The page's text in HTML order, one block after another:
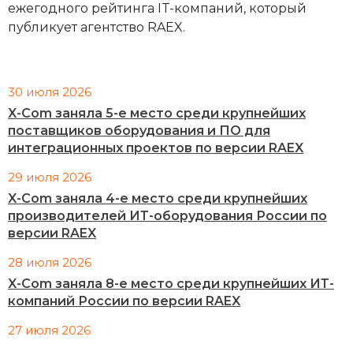
ежегодного рейтинга IT-компаний, который
публикует агентство RAEX.
30 июля 2026
X-Com заняла 5-е место среди крупнейших
поставщиков оборудования и ПО для
интеграционных проектов по версии RAEX
29 июля 2026
X-Com заняла 4-е место среди крупнейших
производителей ИТ-оборудования России по
версии RAEX
28 июля 2026
X-Com заняла 8-е место среди крупнейших ИТ-
компаний России по версии RAEX
27 июля 2026